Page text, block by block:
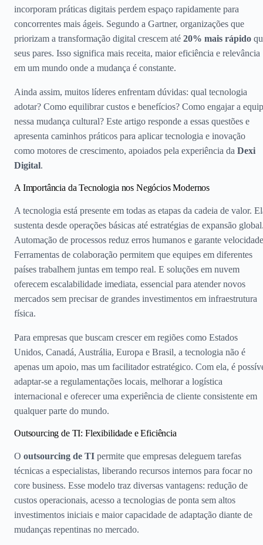
incorporam práticas digitais perdem espaço rapidamente para
concorrentes mais ágeis. Segundo a Gartner, organizações que
priorizam a transformação digital crescem até 20% mais rápido
seus pares. Isso significa mais receita, maior eficiência e relevância
em um mundo onde a mudança é constante.
Ainda assim, muitos líderes enfrentam dúvidas: qual tecnologia
adotar? Como equilibrar custos e benefícios? Como engajar a
nessa mudança cultural? Este artigo responde a essas questões e
apresenta caminhos práticos para aplicar tecnologia e inovação
como motores de crescimento, apoiados pela experiência da Dexi
Digital.
A Importância da Tecnologia nos Negócios Modernos
A tecnologia está presente em todas as etapas da cadeia de valor.
sustenta desde operações básicas até estratégias de expansão
Automação de processos reduz erros humanos e garante
Ferramentas de colaboração permitem que equipes em diferentes
países trabalhem juntas em tempo real. E soluções em nuvem
oferecem escalabilidade imediata, essencial para atender novos
mercados sem precisar de grandes investimentos em infraestrutura
física.
Para empresas que buscam crescer em regiões como Estados
Unidos, Canadá, Austrália, Europa e Brasil, a tecnologia não é
apenas um apoio, mas um facilitador estratégico. Com ela, é
adaptar-se a regulamentações locais, melhorar a logística
internacional e oferecer uma experiência de cliente consistente em
qualquer parte do mundo.
Outsourcing de TI: Flexibilidade e Eficiência
O outsourcing de TI permite que empresas deleguem tarefas
técnicas a especialistas, liberando recursos internos para focar no
core business. Esse modelo traz diversas vantagens: redução de
custos operacionais, acesso a tecnologias de ponta sem altos
investimentos iniciais e maior capacidade de adaptação diante de
mudanças repentinas no mercado.